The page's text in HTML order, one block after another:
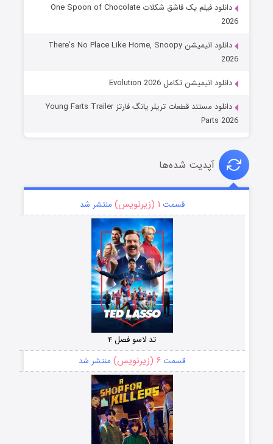
دانلود فیلم یک قاشق شکلات One Spoon of Chocolate
2026
دانلود انیمیشن There’s No Place Like Home, Snoopy
2026
دانلود انیمیشن تکامل Evolution 2026
دانلود مستند قطعات تریلر یانگ فارتز Young Farts Trailer
Parts 2026
آپدیت شده‌ها
قسمت ۱ (زیرنویس) منتشر شد
تد لاسو فصل ۴
قسمت ۶ (زیرنویس) منتشر شد